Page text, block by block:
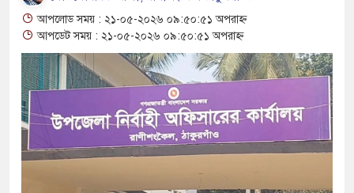
পর ব্যাটেই জবাব, অস্ট্রেলিয়ার বিপক্ষে মিরাজের
ক্রীড়াবিদদের জন্য আন্তর্জাতিক মানের জাতীয়
আয়োজন করবে সরকার
আপলোড সময় : ২১-০৫-২০২৬ ০৯:৫০:৫১ অপরাহ্ন
আপডেট সময় : ২১-০৫-২০২৬ ০৯:৫০:৫১ অপরাহ্ন